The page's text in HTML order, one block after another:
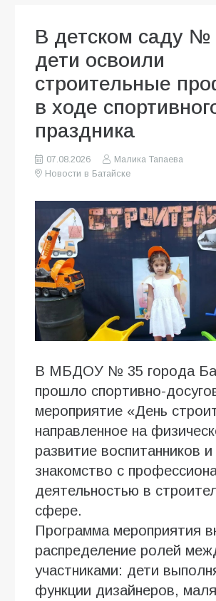
В детском саду №
дети освоили
строительные
в ходе
праздника
07.08.2026
Малика Тапаева
Новости в Батайске
В МБДОУ № 35 города
прошло спортивно-
мероприятие «День
направленное на
развитие воспитанников и
знакомство с
деятельностью в
сфере.
Программа мероприятия
распределение ролей
участниками: дети
функции дизайнеров,